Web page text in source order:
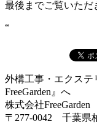
最後までご覧いただ
“
外構工事・エクステ
FreeGarden』へ
株式会社FreeGarden
〒277-0042 千葉県